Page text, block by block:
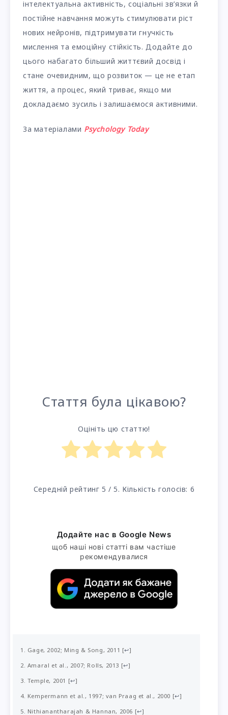
інтелектуальна активність, соціальні зв’язки й
постійне навчання можуть стимулювати ріст
нових нейронів, підтримувати гнучкість
мислення та емоційну стійкість. Додайте до
цього набагато більший життєвий досвід і
стане очевидним, що розвиток — це не етап
життя, а процес, який триває, якщо ми
докладаємо зусиль і залишаємося активними.
За матеріалами Psychology Today
Стаття була цікавою?
Оцініть цю статтю!
Середній рейтинг 5 / 5. Кількість голосів: 6
Додайте нас в Google News
щоб наші нові статті вам частіше
рекомендувалися
Gage, 2002; Ming & Song, 2011 [↩]
Amaral et al., 2007; Rolls, 2013 [↩]
Temple, 2001 [↩]
Kempermann et al., 1997; van Praag et al., 2000 [↩]
Nithianantharajah & Hannan, 2006 [↩]